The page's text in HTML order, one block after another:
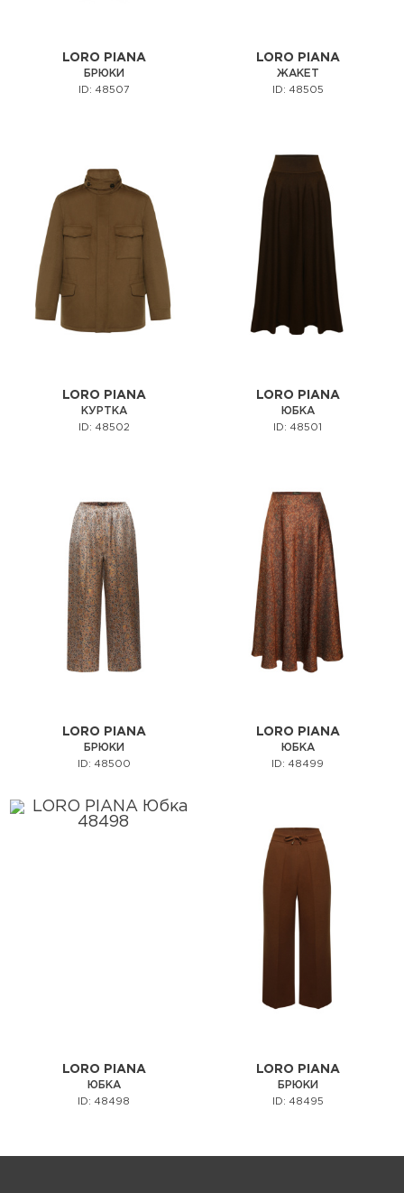
LORO PIANA
БРЮКИ
ID: 48507
LORO PIANA
ЖАКЕТ
ID: 48505
LORO PIANA
КУРТКА
ID: 48502
LORO PIANA
ЮБКА
ID: 48501
LORO PIANA
БРЮКИ
ID: 48500
LORO PIANA
ЮБКА
ID: 48499
LORO PIANA
ЮБКА
ID: 48498
LORO PIANA
БРЮКИ
ID: 48495